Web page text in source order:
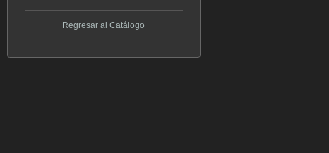
Regresar al Catálogo